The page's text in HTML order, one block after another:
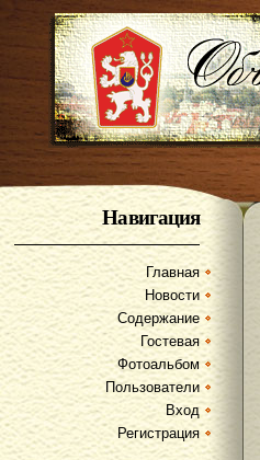
Навигация
Главная
Новости
Содержание
Гостевая
Фотоальбом
Пользователи
Вход
Регистрация